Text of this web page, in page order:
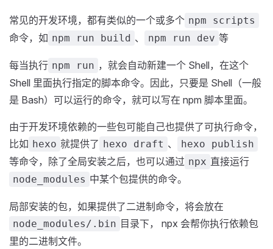
常见的开发环境，都有类似的一个或多个 npm scripts
命令，如 npm run build 、 npm run dev 等
每当执行 npm run ，就会自动新建一个 Shell，在这个
Shell 里面执行指定的脚本命令。因此，只要是 Shell（一般
是 Bash）可以运行的命令，就可以写在 npm 脚本里面。
由于开发环境依赖的一些包可能自己也提供了可执行命令，
比如 hexo 就提供了 hexo draft 、 hexo publish
等命令，除了全局安装之后，也可以通过 npx 直接运行
node_modules 中某个包提供的命令。
局部安装的包，如果提供了二进制命令，将会放在
node_modules/.bin 目录下， npx 会帮你执行依赖包
里的二进制文件。